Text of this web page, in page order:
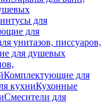
для
для
унитазов, писсуаров,
для душевых
Комплектующие для
кухниКухонные
Смесители для